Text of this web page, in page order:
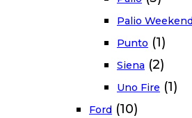
Palio
Punto (1)
Siena (2)
Uno Fire (1)
Ford (10)